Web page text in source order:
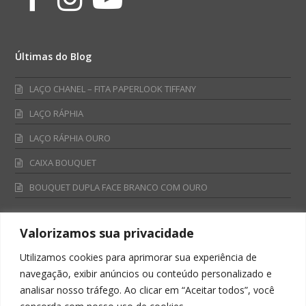
Valorizamos sua privacidade
Utilizamos cookies para aprimorar sua experiência de
navegação, exibir anúncios ou conteúdo personalizado e
analisar nosso tráfego. Ao clicar em “Aceitar todos”, você
Últimas do Blog
LAÇO CHANEL – FITA PAPERLOOK TIFFANY
LAÇO RÁPHIA
LAÇO RÁPHIA OURO
CAIXA BOUQUET
BOUQUET DUPLA FACE BRANCO COM OURO
Fale Conosco
0800 701 4866
televendas@albano.com.br